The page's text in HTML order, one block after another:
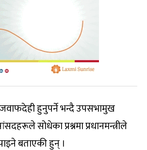
हुनुपर्ने भन्दै उपसभामुख
सोधेका प्रश्नमा प्रधानमन्त्रीले
बताएकी हुन् ।